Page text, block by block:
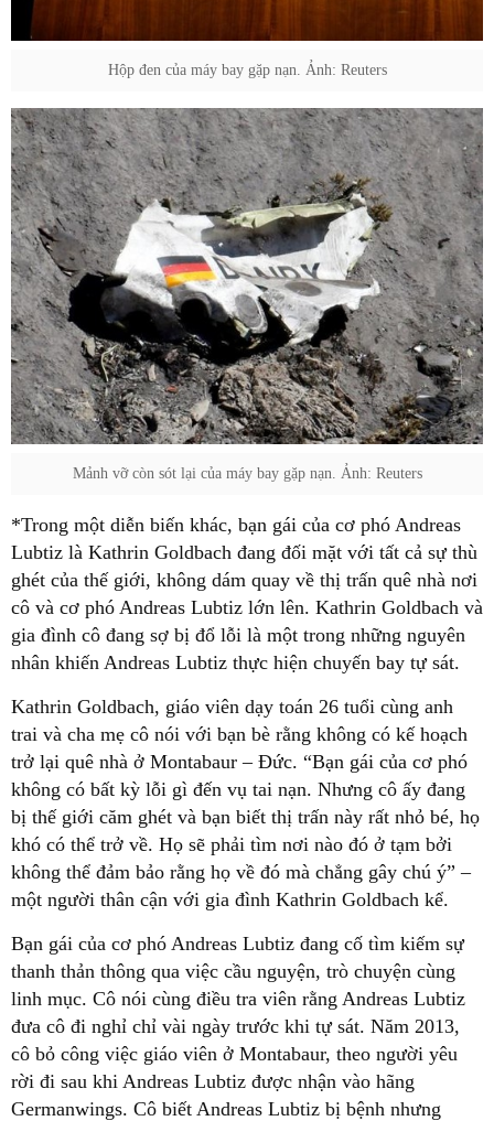
Hộp đen của máy bay gặp nạn. Ảnh: Reuters
Mảnh vỡ còn sót lại của máy bay gặp nạn. Ảnh: Reuters
*Trong một diễn biến khác, bạn gái của cơ phó Andreas
Lubtiz là Kathrin Goldbach đang đối mặt với tất cả sự thù
ghét của thế giới, không dám quay về thị trấn quê nhà nơi
cô và cơ phó Andreas Lubtiz lớn lên. Kathrin Goldbach và
gia đình cô đang sợ bị đổ lỗi là một trong những nguyên
nhân khiến Andreas Lubtiz thực hiện chuyến bay tự sát.
Kathrin Goldbach, giáo viên dạy toán 26 tuổi cùng anh
trai và cha mẹ cô nói với bạn bè rằng không có kế hoạch
trở lại quê nhà ở Montabaur – Đức. “Bạn gái của cơ phó
không có bất kỳ lỗi gì đến vụ tai nạn. Nhưng cô ấy đang
bị thế giới căm ghét và bạn biết thị trấn này rất nhỏ bé, họ
khó có thể trở về. Họ sẽ phải tìm nơi nào đó ở tạm bởi
không thể đảm bảo rằng họ về đó mà chẳng gây chú ý” –
một người thân cận với gia đình Kathrin Goldbach kể.
Bạn gái của cơ phó Andreas Lubtiz đang cố tìm kiếm sự
thanh thản thông qua việc cầu nguyện, trò chuyện cùng
linh mục. Cô nói cùng điều tra viên rằng Andreas Lubtiz
đưa cô đi nghỉ chỉ vài ngày trước khi tự sát. Năm 2013,
cô bỏ công việc giáo viên ở Montabaur, theo người yêu
rời đi sau khi Andreas Lubtiz được nhận vào hãng
Germanwings. Cô biết Andreas Lubtiz bị bệnh nhưng